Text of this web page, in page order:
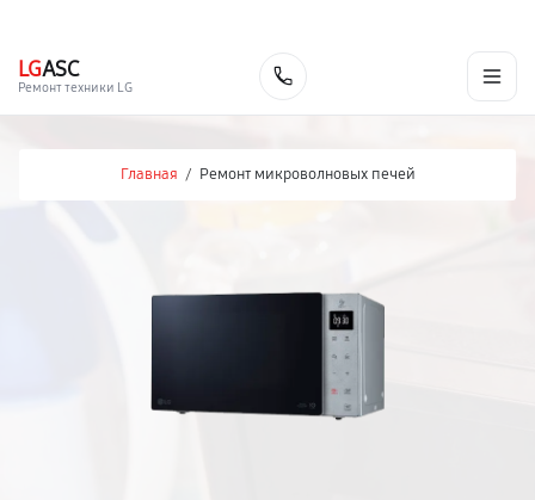
LGASC
Ремонт техники LG
Главная / Ремонт микроволновых печей